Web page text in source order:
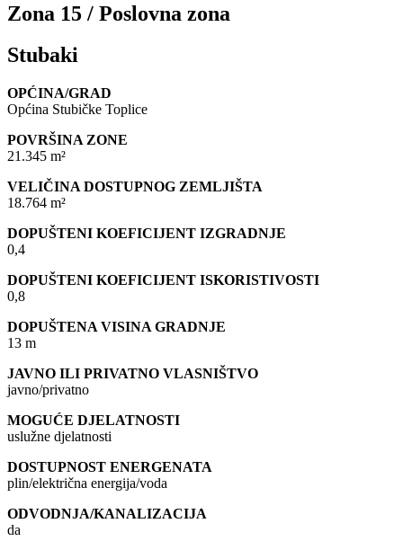
Zona 15 / Poslovna zona
Stubaki
OPĆINA/GRAD
Općina Stubičke Toplice
POVRŠINA ZONE
21.345 m²
VELIČINA DOSTUPNOG ZEMLJIŠTA
18.764 m²
DOPUŠTENI KOEFICIJENT IZGRADNJE
0,4
DOPUŠTENI KOEFICIJENT ISKORISTIVOSTI
0,8
DOPUŠTENA VISINA GRADNJE
13 m
JAVNO ILI PRIVATNO VLASNIŠTVO
javno/privatno
MOGUĆE DJELATNOSTI
uslužne djelatnosti
DOSTUPNOST ENERGENATA
plin/električna energija/voda
ODVODNJA/KANALIZACIJA
da